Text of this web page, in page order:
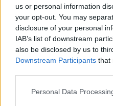
us or personal information
your opt-out. You may
disclosure of your personal
IAB’s list of downstream
also be disclosed by us to
Downstream Participants that
Please note that this
Personal Data